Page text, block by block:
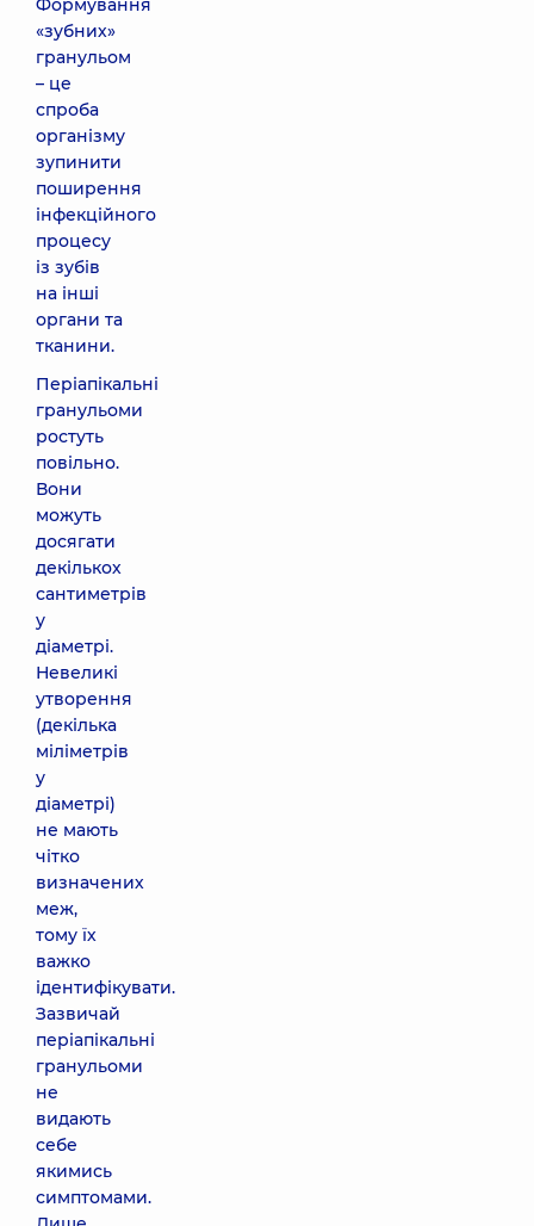
Формування
«зубних»
гранульом
– це
спроба
організму
зупинити
поширення
інфекційного
процесу
із зубів
на інші
органи та
тканини.
Періапікальні
гранульоми
ростуть
повільно.
Вони
можуть
досягати
декількох
сантиметрів
у
діаметрі.
Невеликі
утворення
(декілька
міліметрів
у
діаметрі)
не мають
чітко
визначених
меж,
тому їх
важко
ідентифікувати.
Зазвичай
періапікальні
гранульоми
не
видають
себе
якимись
симптомами.